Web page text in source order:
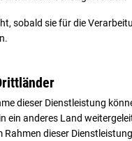
sobald sie für die
dieser Dienstleistung
ein anderes Land
Rahmen dieser